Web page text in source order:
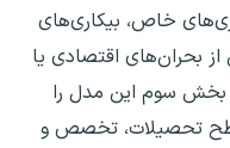
خاص، بیکاری‌های
بحران‌های اقتصادی یا
بخش سوم این مدل را
تحصیلات، تخصص و